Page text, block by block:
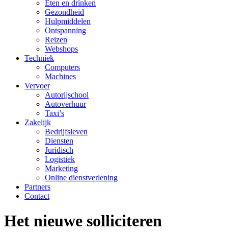
Eten en drinken
Gezondheid
Hulpmiddelen
Ontspanning
Reizen
Webshops
Techniek
Computers
Machines
Vervoer
Autorijschool
Autoverhuur
Taxi’s
Zakelijk
Bedrijfsleven
Diensten
Juridisch
Logistiek
Marketing
Online dienstverlening
Partners
Contact
Het nieuwe solliciteren